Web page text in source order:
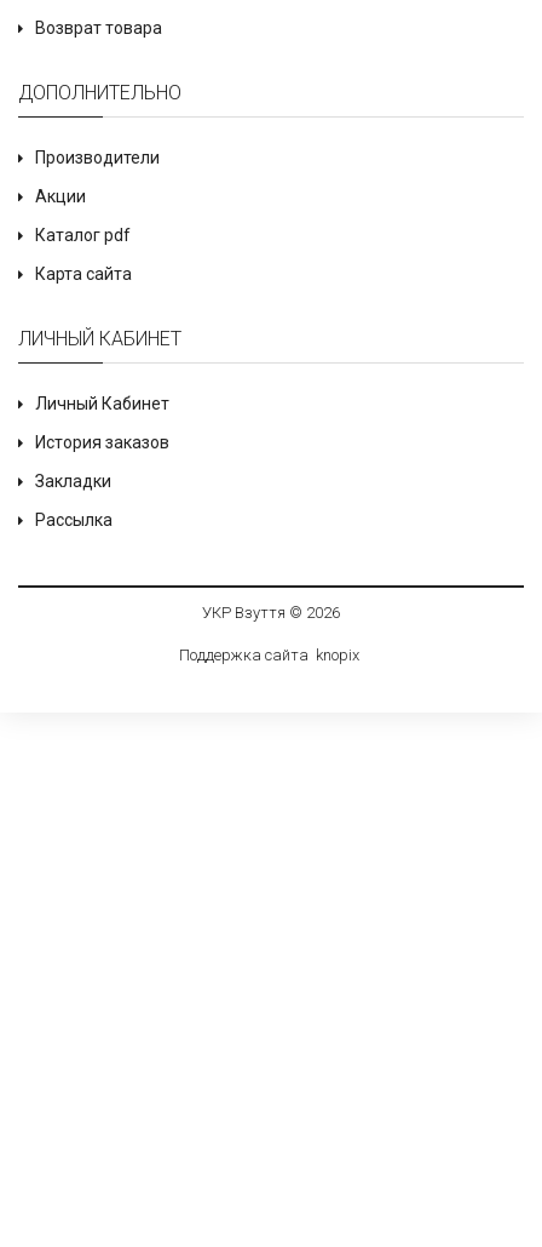
Возврат товара
ДОПОЛНИТЕЛЬНО
Производители
Акции
Каталог pdf
Карта сайта
ЛИЧНЫЙ КАБИНЕТ
Личный Кабинет
История заказов
Закладки
Рассылка
УКР Взуття © 2026
Поддержка сайта knopix